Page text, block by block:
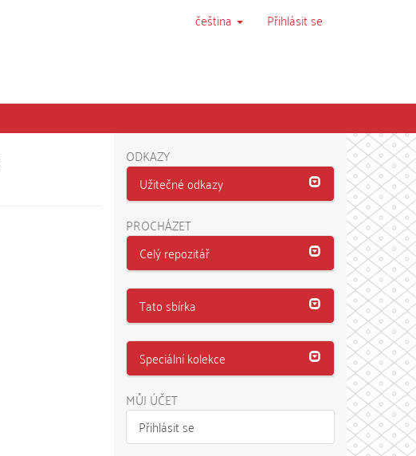
čeština Přihlásit se
ODKAZY
Užitečné odkazy
PROCHÁZET
Celý repozitář
Tato sbírka
Speciální kolekce
MŮJ ÚČET
Přihlásit se